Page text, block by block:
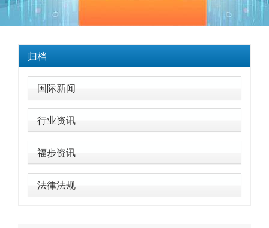
归档
国际新闻
行业资讯
福步资讯
法律法规